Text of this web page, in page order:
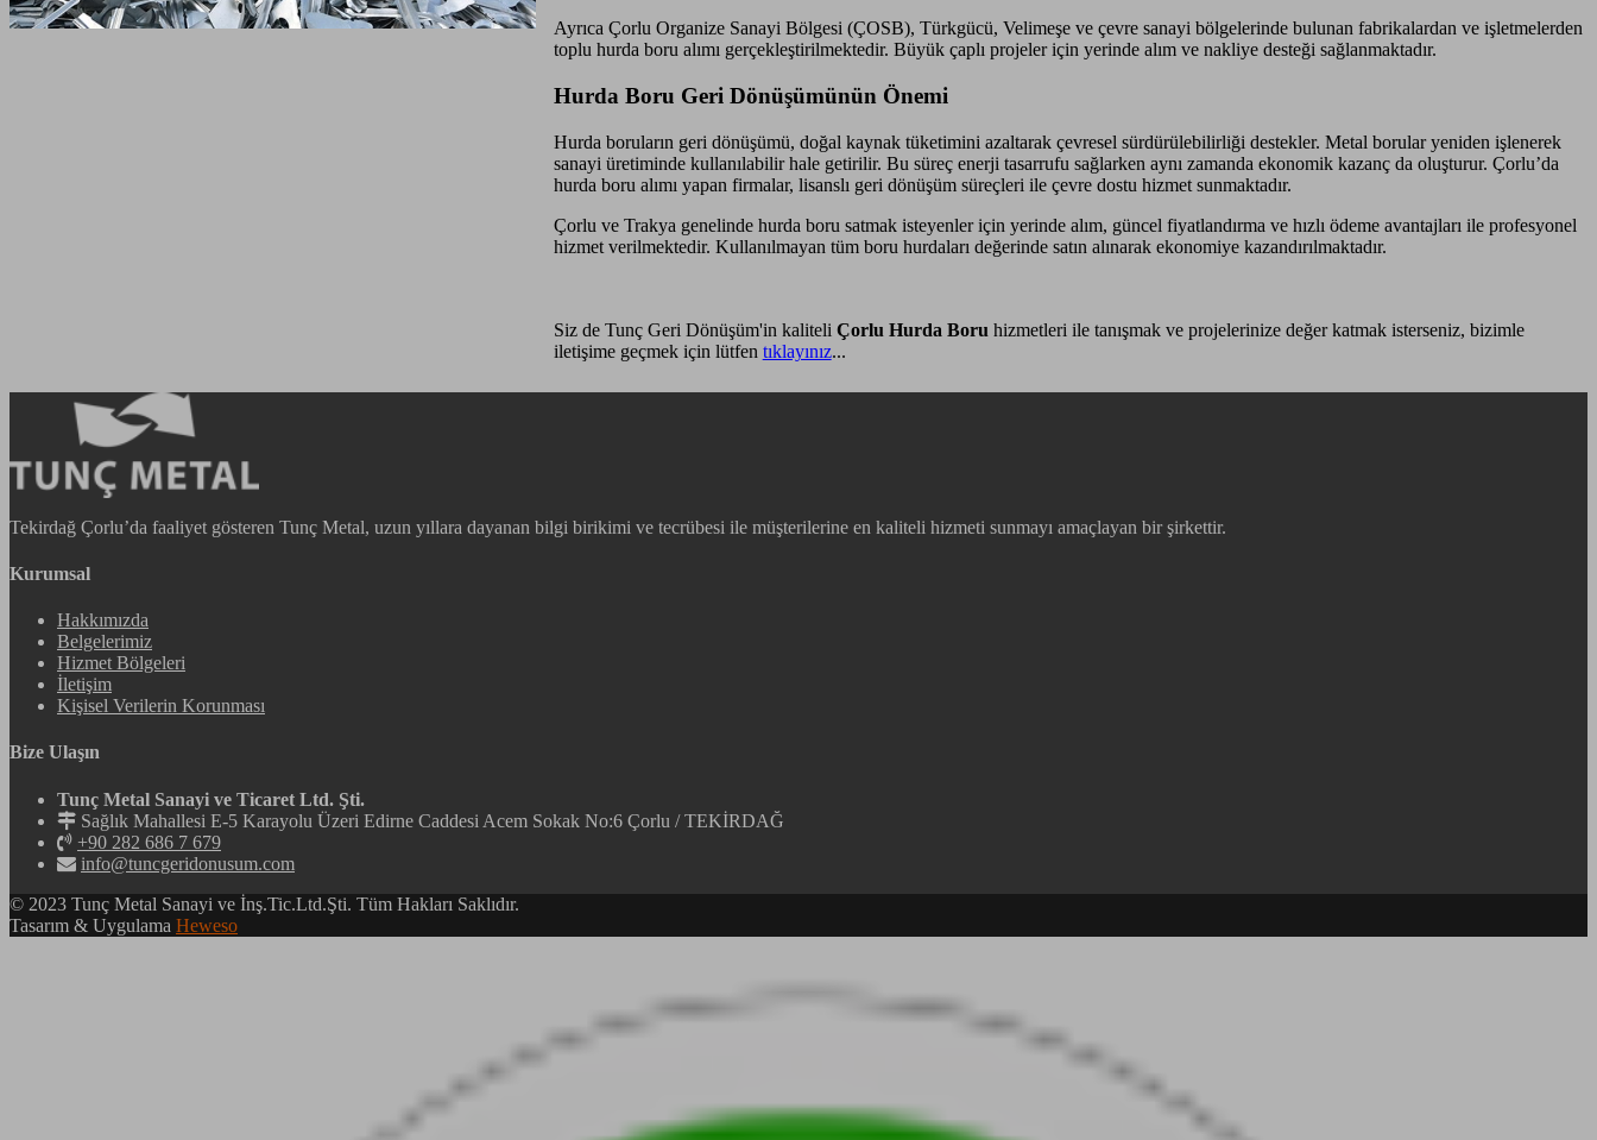
Ayrıca Çorlu Organize Sanayi Bölgesi (ÇOSB), Türkgücü, Velimeşe ve çevre sanayi bölgelerinde bulunan fabrikalardan ve işletmelerden
toplu hurda boru alımı gerçekleştirilmektedir. Büyük çaplı projeler için yerinde alım ve nakliye desteği sağlanmaktadır.
Hurda Boru Geri Dönüşümünün Önemi
Hurda boruların geri dönüşümü, doğal kaynak tüketimini azaltarak çevresel sürdürülebilirliği destekler. Metal borular yeniden işlenerek
sanayi üretiminde kullanılabilir hale getirilir. Bu süreç enerji tasarrufu sağlarken aynı zamanda ekonomik kazanç da oluşturur. Çorlu’da
hurda boru alımı yapan firmalar, lisanslı geri dönüşüm süreçleri ile çevre dostu hizmet sunmaktadır.
Çorlu ve Trakya genelinde hurda boru satmak isteyenler için yerinde alım, güncel fiyatlandırma ve hızlı ödeme avantajları ile profesyonel
hizmet verilmektedir. Kullanılmayan tüm boru hurdaları değerinde satın alınarak ekonomiye kazandırılmaktadır.
Siz de Tunç Geri Dönüşüm'in kaliteli Çorlu Hurda Boru hizmetleri ile tanışmak ve projelerinize değer katmak isterseniz, bizimle
iletişime geçmek için lütfen tıklayınız...
Tekirdağ Çorlu’da faaliyet gösteren Tunç Metal, uzun yıllara dayanan bilgi birikimi ve tecrübesi ile müşterilerine en kaliteli hizmeti sunmayı amaçlayan bir şirkettir.
Kurumsal
Hakkımızda
Belgelerimiz
Hizmet Bölgeleri
İletişim
Kişisel Verilerin Korunması
Bize Ulaşın
Tunç Metal Sanayi ve Ticaret Ltd. Şti.
Sağlık Mahallesi E-5 Karayolu Üzeri Edirne Caddesi Acem Sokak No:6 Çorlu / TEKİRDAĞ
+90 282 686 7 679
info@tuncgeridonusum.com
© 2023 Tunç Metal Sanayi ve İnş.Tic.Ltd.Şti. Tüm Hakları Saklıdır.
Tasarım & Uygulama Heweso